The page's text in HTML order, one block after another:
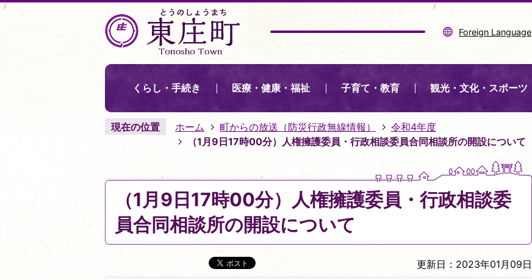
Foreign Language
くらし・手続き 医療・健康・福祉 子育て・教育 観光・文化・スポーツ
現在の位置 ホーム 町からの放送（防災行政無線情報）
令和4年度
（1月9日17時00分）人権擁護委員・行政相談委員合同相談所の開設について
（1月9日17時00分）人権擁護委員・行政相談委
員合同相談所の開設について
更新日：2023年01月09日